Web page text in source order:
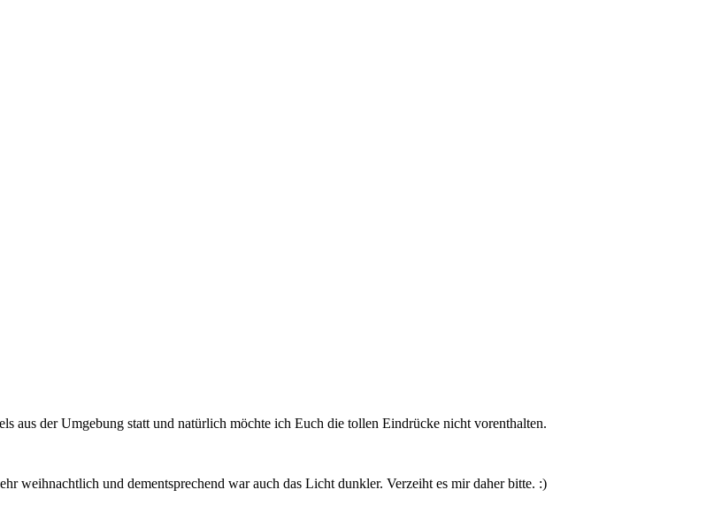
aus der Umgebung statt und natürlich möchte ich Euch die tollen Eindrücke nicht vorenthalten.
weihnachtlich und dementsprechend war auch das Licht dunkler. Verzeiht es mir daher bitte. :)